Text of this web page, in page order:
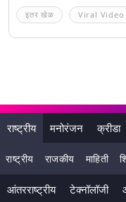
इतर खेळ Viral Video
राष्ट्रीय मनोरंजन क्रीडा
राष्ट्रीय राजकीय माहिती
आंतरराष्ट्रीय टेक्नॉलॉजी